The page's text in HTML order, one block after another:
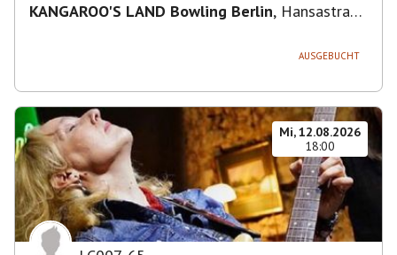
KANGAROO'S LAND Bowling Berlin, Hansastraße
AUSGEBUCHT
Mi, 12.08.2026
18:00